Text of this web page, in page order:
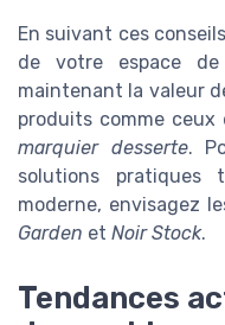
En suivant ces
de votre espace de
maintenant la valeur
produits comme ceux
marquier desserte.
solutions
moderne, envisagez
Garden et Noir Stock.
Tendances